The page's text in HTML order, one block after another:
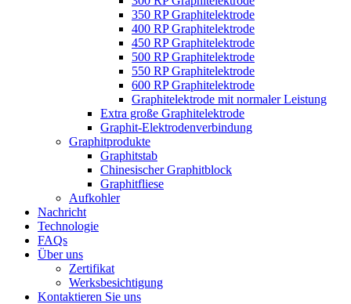
350 RP Graphitelektrode
400 RP Graphitelektrode
450 RP Graphitelektrode
500 RP Graphitelektrode
550 RP Graphitelektrode
600 RP Graphitelektrode
Graphitelektrode mit normaler Leistung
Extra große Graphitelektrode
Graphit-Elektrodenverbindung
Graphitprodukte
Graphitstab
Chinesischer Graphitblock
Graphitfliese
Aufkohler
Nachricht
Technologie
FAQs
Über uns
Zertifikat
Werksbesichtigung
Kontaktieren Sie uns